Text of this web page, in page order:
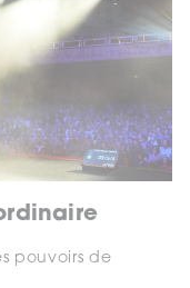
pouvoirs de